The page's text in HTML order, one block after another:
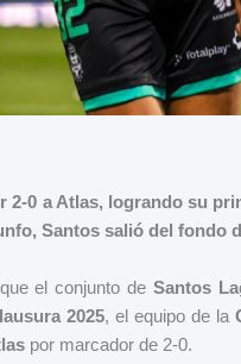
0 a Atlas, logrando su
Santos salió del fondo
el conjunto de Santos
2025, el equipo de la
por marcador de 2-0.